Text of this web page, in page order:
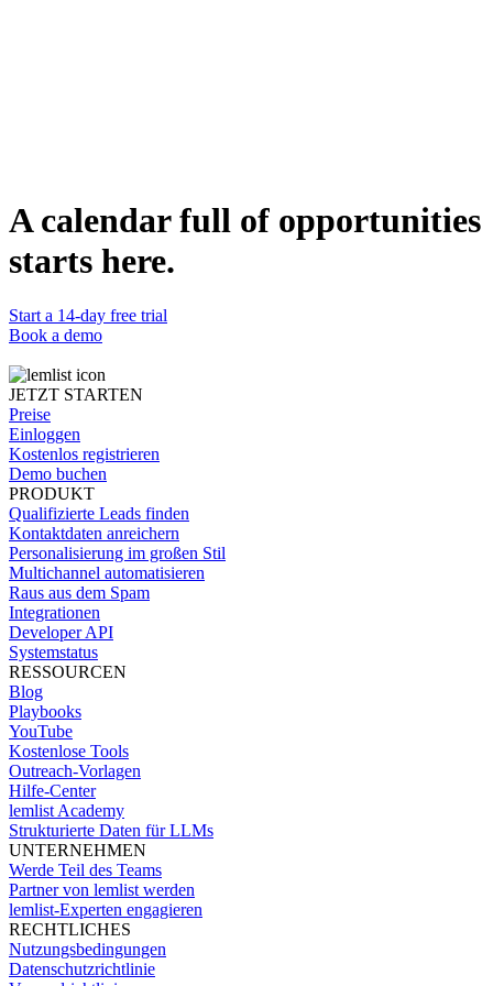
Bereit
A calendar full of opportunities
starts here.
Start a 14-day free trial
Book a demo
JETZT STARTEN
Preise
Einloggen
Kostenlos registrieren
Demo buchen
PRODUKT
Qualifizierte Leads finden
Kontaktdaten anreichern
Personalisierung im großen Stil
Multichannel automatisieren
Raus aus dem Spam
Integrationen
Developer API
Systemstatus
RESSOURCEN
Blog
Playbooks
YouTube
Kostenlose Tools
Outreach-Vorlagen
Hilfe-Center
lemlist Academy
Strukturierte Daten für LLMs
UNTERNEHMEN
Werde Teil des Teams
Partner von lemlist werden
lemlist-Experten engagieren
RECHTLICHES
Nutzungsbedingungen
Datenschutzrichtlinie